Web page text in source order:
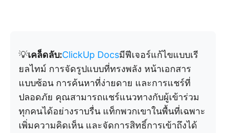
💡เคล็ดลับ:ClickUp Docsมีฟีเจอร์แก้ไขแบบเรี
ยลไทม์ การจัดรูปแบบที่ทรงพลัง หน้าเอกสาร
แบบซ้อน การค้นหาที่ง่ายดาย และการแชร์ที่
ปลอดภัย คุณสามารถแชร์แนวทางกับผู้เข้าร่วม
ทุกคนได้อย่างราบรื่น แท็กพวกเขาในพื้นที่เฉพาะ
เพิ่มความคิดเห็น และจัดการสิทธิ์การเข้าถึงได้